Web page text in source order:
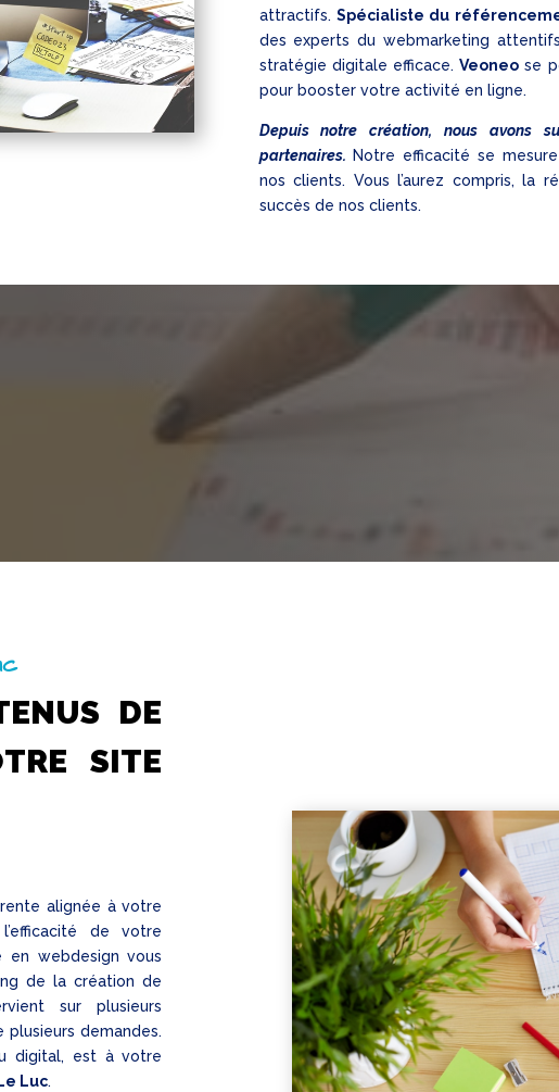
attractifs. Spécialiste du
des experts du webmarketing
stratégie digitale efficace.Veoneo se
pour booster votre activité en ligne.
Depuis notre création, nous avons
partenaires. Notre efficacité se
nos clients. Vous l’aurez compris, la
succès de nos clients.
DE
SITE
alignée à votre
de votre
en webdesign vous
de la création de
sur plusieurs
demandes.
digital, est à votre
Le Luc.